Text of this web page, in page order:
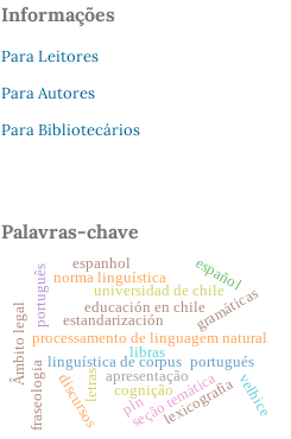
Informações
Para Leitores
Para Autores
Para Bibliotecários
Palavras-chave
linguística de corpus
processamento de linguagem natural
letras apresentação
seção temática
cognição
estandarización
educación en chilegramáticas
universidad de chile
portugués
español
norma linguística
português espanhol
Âmbito legal libras
lexicografia
fraseologia pln velhice
discursos